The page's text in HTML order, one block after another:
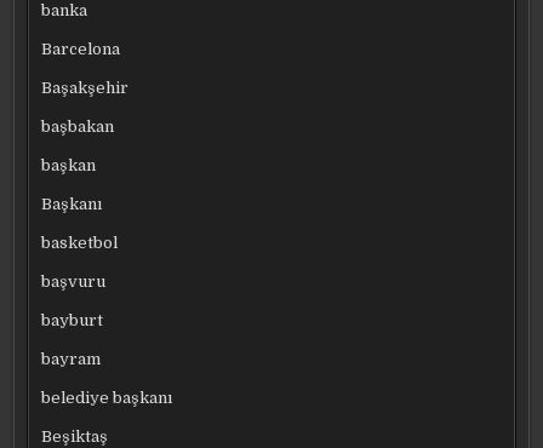
banka
Barcelona
Başakşehir
başbakan
başkan
Başkanı
basketbol
başvuru
bayburt
bayram
belediye başkanı
Beşiktaş